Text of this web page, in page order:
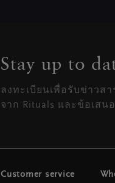
Stay up to
ลงทะเบียนเพื่อรับข่าวสา
จาก Rituals และข้อเสน
Customer service